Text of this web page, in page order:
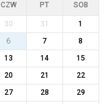
CZW PT SOB
30 31
1
6 7
8
13 14
15
20 21
22
27 28
29